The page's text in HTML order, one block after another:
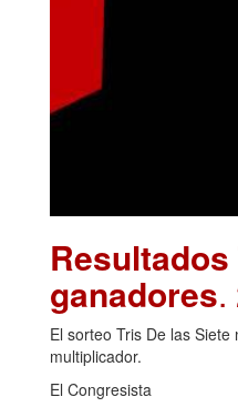
ganadores.
El sorteo Tris De las
multiplicador.
El Congresista